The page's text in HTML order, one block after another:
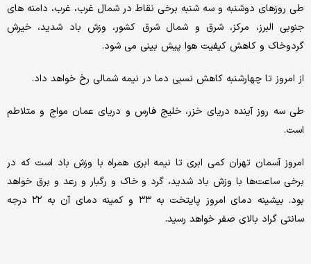
طی روزهای دوشنبه و سه شنبه برخی نقاط در شمال غرب، غرب، دامنه های
جنوبی البرز، مرکز، شرق و شمال شرق کشور، وزش باد شدید، خیرش
گردوخاک و کاهش کیفیت هوا پیش بینی می شود.
از امروز تا چهارشنبه کاهش نسبی دما در نیمه شمالی رخ خواهد داد.
طی سه روز آینده دریای خزر، خلیج فارس و دریای عمان مواج و متلاطم
است.
امروز آسمان تهران کمی ابری تا نیمه ابری همراه با وزش باد است که در
برخی ساعت‌ها با وزش باد شدید، گرد و خاک و رگبار و رعد و برق خواهد
بود. بیشینه دمای امروز پایتخت به ۳۳ و کمینه دمای آن به ۲۲ درجه
سانتی گراد بالای صفر خواهد رسید.